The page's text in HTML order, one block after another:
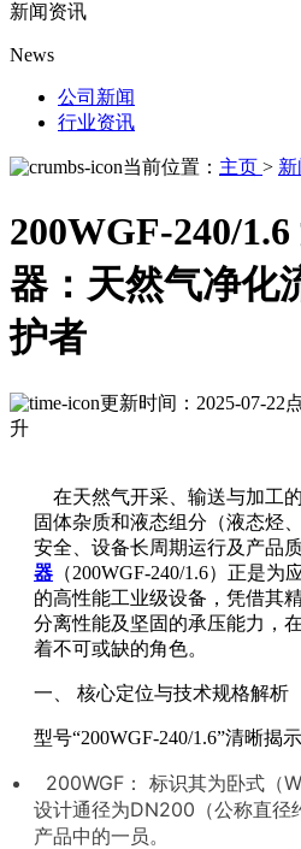
新闻资讯
News
公司新闻
行业资讯
当前位置： 主页 >
200WGF-240/
器：天然气净化
护者
更新时间：2025-07-22
升
在天然气开采、输送与加工
固体杂质和液态组分（液态烃
安全、设备长周期运行及产品
器 （200WGF-240/1.6）正是为
的高性能工业级设备，凭借其
分离性能及坚固的承压能力，
着不可或缺的角色。
一、 核心定位与技术规格解析
型号“200WGF-240/1.6”清晰揭
200WGF： 标识其为卧式（
设计通径为DN200（公称直径
产品中的一员。